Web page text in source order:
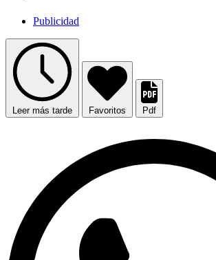
Publicidad
Leer más tarde Favoritos Pdf